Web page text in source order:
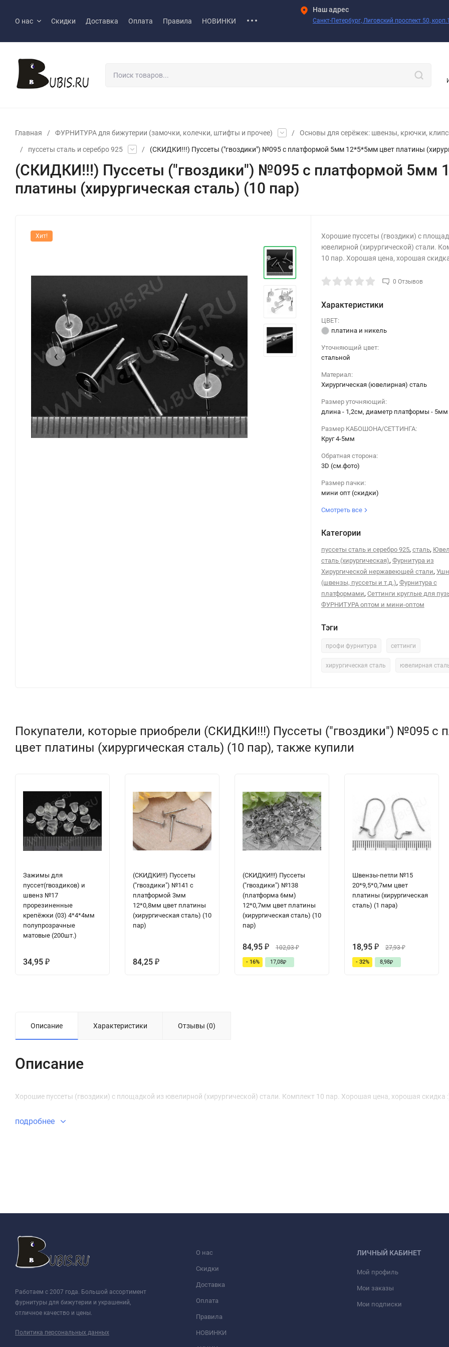
О нас Скидки Доставка Оплата Правила НОВИНКИ
Наш адрес
Санкт-Петербург, Лиговский проспект 50,
Главная / ФУРНИТУРА для бижутерии (замочки, колечки, штифты и прочее) / Основы для серёжек: швензы, крючки,
/ пуссеты сталь и серебро 925 / (СКИДКИ!!!) Пуссеты ("гвоздики") №095 с платформой 5мм 12*5*5мм цвет платины
(СКИДКИ!!!) Пуссеты ("гвоздики") №095 с платформой 5мм
платины (хирургическая сталь) (10 пар)
Хит!
‹ ›
Хорошие пуссеты (гвоздики) с
ювелирной (хирургической) стали.
10 пар. Хорошая цена, хорошая
0 Отзывов
Характеристики
ЦВЕТ:
платина и никель
Уточняющий цвет:
стальной
Материал:
Хирургическая (ювелирная) сталь
Размер уточняющий:
длина - 1,2см, диаметр платформы - 5мм
Размер КАБОШОНА/СЕТТИНГА:
Круг 4-5мм
Обратная сторона:
3D (см.фото)
Размер пачки:
мини опт (скидки)
Смотреть все
Категории
пуссеты сталь и серебро 925, сталь,
сталь (хирургическая), Фурнитура из
Хирургической нержавеющей стали,
(швензы, пуссеты и т.д.), Фурнитура с
платформами, Сеттинги круглые для
ФУРНИТУРА оптом и мини-оптом
Тэги
профи фурнитура сеттинги
хирургическая сталь ювелирная
Покупатели, которые приобрели (СКИДКИ!!!) Пуссеты ("гвоздики") №095
цвет платины (хирургическая сталь) (10 пар), также купили
Зажимы для
пуссет(гвоздиков) и
швенз №17
прорезиненные
крепёжки (03) 4*4*4мм
полупрозрачные
матовые (200шт.)
34,95 ₽
(СКИДКИ!!!) Пуссеты
("гвоздики") №141 с
платформой 3мм
12*0,8мм цвет платины
(хирургическая сталь) (10
пар)
84,25 ₽
(СКИДКИ!!!) Пуссеты
("гвоздики") №138
(платформа 6мм)
12*0,7мм цвет платины
(хирургическая сталь) (10
пар)
84,95 ₽ 102,03₽
- 16% 17,08₽
Швензы-петли №15
20*9,5*0,7мм цвет
платины (хирургическая
сталь) (1 пара)
18,95 ₽ 27,93₽
- 32% 8,98₽
Описание Характеристики Отзывы (0)
Описание
Хорошие пуссеты (гвоздики) с площадкой из ювелирной (хирургической) стали. Комплект 10 пар. Хорошая цена, хорошая скидка
подробнее
Работаем с 2007 года. Большой ассортимент
фурнитуры для бижутерии и украшений,
отличное качество и цены.
Политика персональных данных
О нас
Скидки
Доставка
Оплата
Правила
НОВИНКИ
ЛИЧНЫЙ КАБИНЕТ
Мой профиль
Мои заказы
Мои подписки